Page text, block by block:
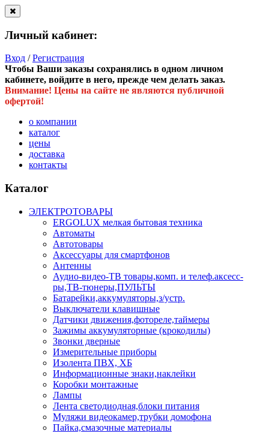
Личный кабинет:
Вход /Регистрация
Чтобы Ваши заказы сохранялись в одном личном
кабинете, войдите в него, прежде чем делать заказ.
Внимание! Цены на сайте не являются публичной
офертой!
о компании
каталог
цены
доставка
контакты
Каталог
ЭЛЕКТРОТОВАРЫ
ERGOLUX мелкая бытовая техника
Автоматы
Автотовары
Аксессуары для смартфонов
Антенны
Аудио-видео-ТВ товары,комп. и телеф.аксесс-
ры,ТВ-тюнеры,ПУЛЬТЫ
Батарейки,аккумуляторы,з/устр.
Выключатели клавишные
Датчики движения,фотореле,таймеры
Зажимы аккумуляторные (крокодилы)
Звонки дверные
Измерительные приборы
Изолента ПВХ, ХБ
Информационные знаки,наклейки
Коробки монтажные
Лампы
Лента светодиодная,блоки питания
Муляжи видеокамер,трубки домофона
Пайка,смазочные материалы